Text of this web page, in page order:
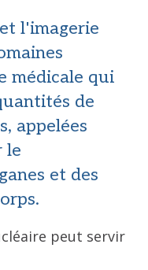
l'imagerie
médicale qui
de
appelées
le
et des
peut servir